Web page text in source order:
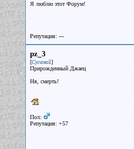
Я люблю этот Форум!
Репутация: ---
pz_3
[Сусаний]
Прирожденный Джаец
Ня, смерть!
Пол:
Репутация: +57